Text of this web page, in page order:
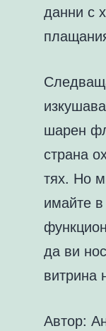
данни с
шарен
страна
тях. Но
имайте
да ви
витрина
Автор: